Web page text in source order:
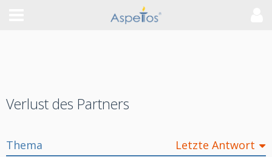
Verlust des Partners
Thema Letzte Antwort